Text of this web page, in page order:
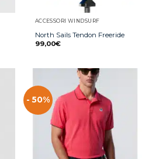
ACCESSORI WINDSURF
North Sails Tendon Freeride
99,00€
- 50%